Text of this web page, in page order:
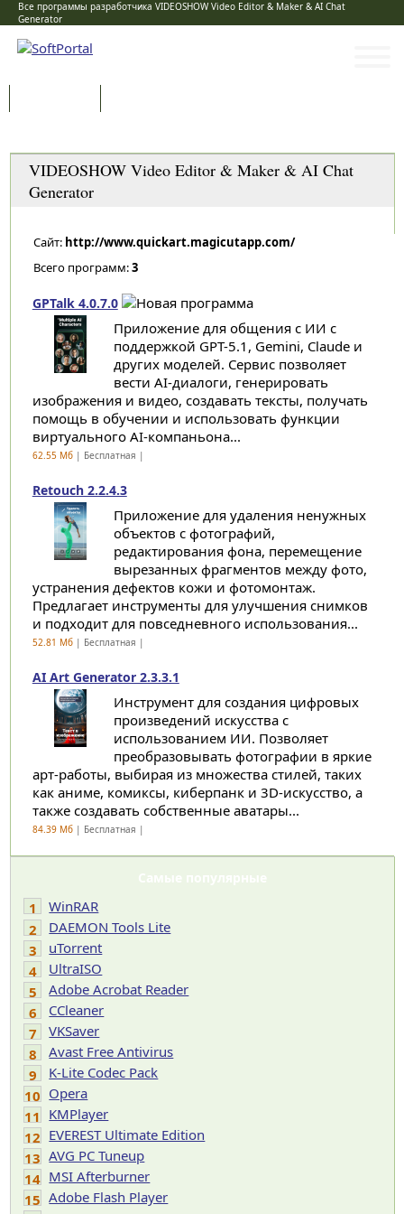
Все программы разработчика VIDEOSHOW Video Editor & Maker & AI Chat
Generator
VIDEOSHOW Video Editor & Maker & AI Chat
Generator
Сайт: http://www.quickart.magicutapp.com/
Всего программ:3
GPTalk 4.0.7.0
Приложение для общения с ИИ с
поддержкой GPT-5.1, Gemini, Claude и
других моделей. Сервис позволяет
вести AI-диалоги, генерировать
изображения и видео, создавать тексты, получать
помощь в обучении и использовать функции
виртуального AI-компаньона...
62.55 Мб| Бесплатная |
Retouch 2.2.4.3
Приложение для удаления ненужных
объектов с фотографий,
редактирования фона, перемещение
вырезанных фрагментов между фото,
устранения дефектов кожи и фотомонтаж.
Предлагает инструменты для улучшения снимков
и подходит для повседневного использования...
52.81 Мб| Бесплатная |
AI Art Generator 2.3.3.1
Инструмент для создания цифровых
произведений искусства с
использованием ИИ. Позволяет
преобразовывать фотографии в яркие
арт-работы, выбирая из множества стилей, таких
как аниме, комиксы, киберпанк и 3D-искусство, а
также создавать собственные аватары...
84.39 Мб| Бесплатная |
Самые популярные
1
WinRAR
2
DAEMON Tools Lite
3
uTorrent
4
UltraISO
5
Adobe Acrobat Reader
6
CCleaner
7
VKSaver
8
Avast Free Antivirus
9
K-Lite Codec Pack
10 Opera
11 KMPlayer
12 EVEREST Ultimate Edition
13 AVG PC Tuneup
14 MSI Afterburner
15 Adobe Flash Player